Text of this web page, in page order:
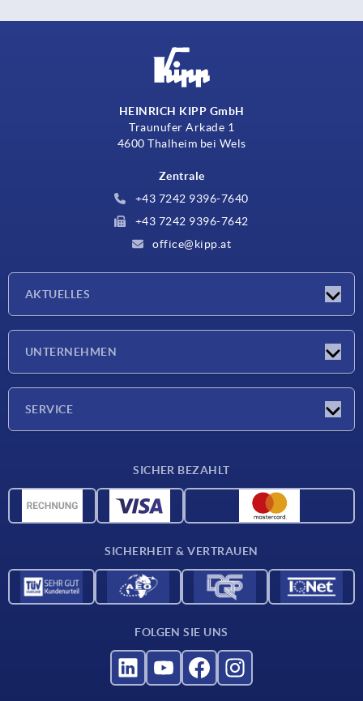
HEINRICH KIPP GmbH
Traunufer Arkade 1
4600 Thalheim bei Wels
Zentrale
+43 7242 9396-7640
+43 7242 9396-7642
office@kipp.at
AKTUELLES
UNTERNEHMEN
SERVICE
CAD-Daten
Für Lieferanten
SICHER BEZAHLT
SICHERHEIT & VERTRAUEN
FOLGEN SIE UNS